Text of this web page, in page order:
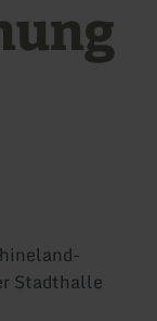
Stadthalle